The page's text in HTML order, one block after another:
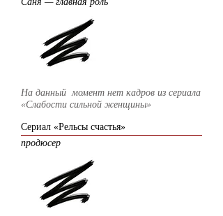
На данный момент нет кадров из сериала
«Слабости сильной женщины»
Сериал «Рельсы счастья»
продюсер